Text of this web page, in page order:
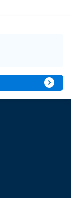
expand_circle_right